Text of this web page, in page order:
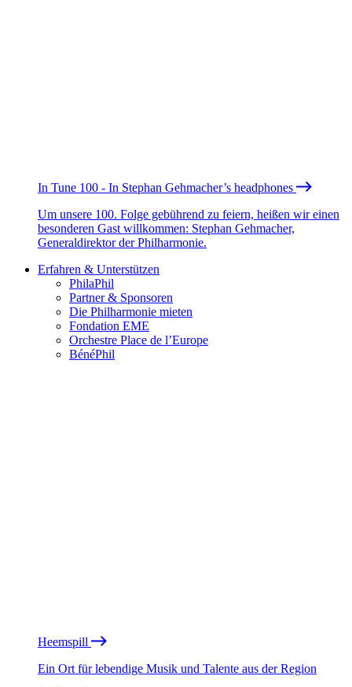
In Tune 100 - In Stephan Gehmacher’s headphones
Um unsere 100. Folge gebührend zu feiern, heißen wir einen
besonderen Gast willkommen: Stephan Gehmacher,
Generaldirektor der Philharmonie.
Erfahren & Unterstützen
PhilaPhil
Partner & Sponsoren
Die Philharmonie mieten
Fondation EME
Orchestre Place de l’Europe
BénéPhil
Heemspill
Ein Ort für lebendige Musik und Talente aus der Region